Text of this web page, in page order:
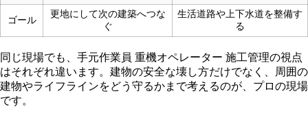
ゴール
更地にして次の建築へつな
ぐ
生活道路や上下水道を整備す
る
同じ現場でも、手元作業員 重機オペレーター 施工管理の視点
はそれぞれ違います。建物の安全な壊し方だけでなく、周囲の
建物やライフラインをどう守るかまで考えるのが、プロの現場
です。